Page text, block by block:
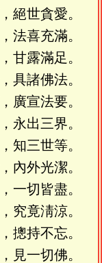
絕世貪愛。
法喜充滿。
甘露滿足。
具諸佛法。
廣宣法要。
永出三界。
知三世等。
內外光潔。
一切皆盡。
究竟淸涼。
摠持不忘。
見一切佛。